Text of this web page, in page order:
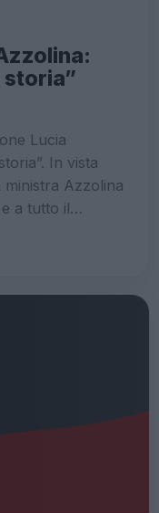
storia”
Lucia
In vista
ministra Azzolina
a tutto il…